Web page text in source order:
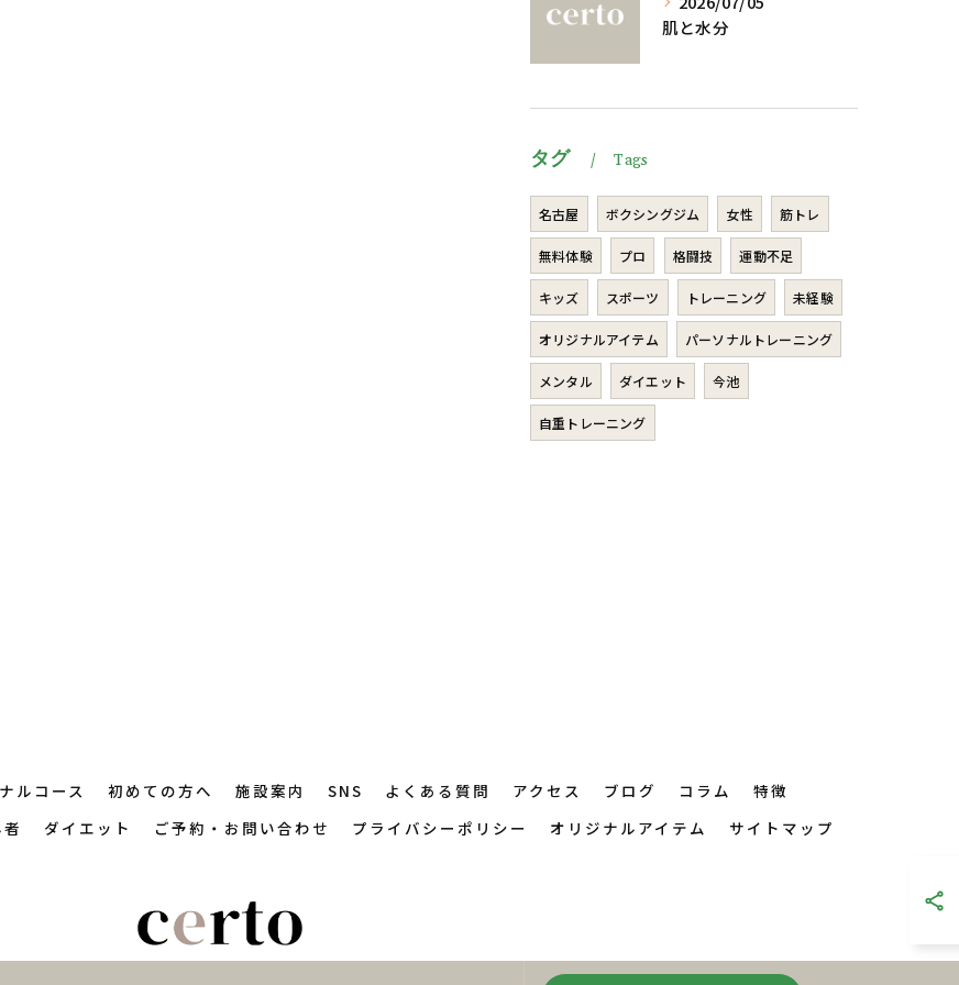
肌と水分
タグ Tags
名古屋 ボクシングジム 女性 筋トレ
無料体験 プロ 格闘技 運動不足
キッズ スポーツ トレーニング 未経験
オリジナルアイテム パーソナルトレーニング
メンタル ダイエット 今池
自重トレーニング
ルコース 初めての方へ 施設案内 SNS よくある質問 アクセス ブログ コラム
特徴
ダイエット ご予約・お問い合わせ プライバシーポリシー オリジナルアイテム サイトマップ